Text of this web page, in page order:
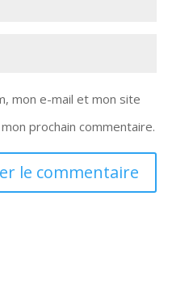
mon e-mail et mon site
prochain commentaire.